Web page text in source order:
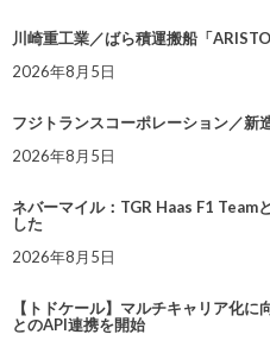
川崎重工業／ばら積運搬船「
2026年8月5日
フジトランスコーポレーション／新
2026年8月5日
ネバーマイル：TGR Haas F1 Team
した
2026年8月5日
【トドケール】マルチキャリア化
とのAPI連携を開始